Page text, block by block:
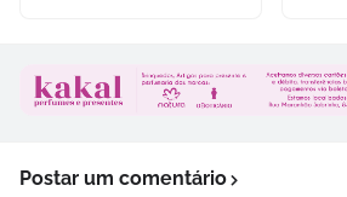
Postar um comentário